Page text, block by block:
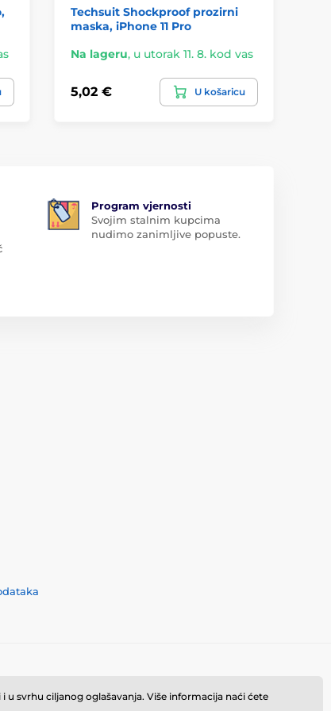
Techsuit Shockproof prozirni
maska, iPhone 11 Pro
Na lageru, u utorak 11. 8. kod vas
5,02 € U košaricu
Program vjernosti
Svojim stalnim kupcima
nudimo zanimljive popuste.
svrhu ciljanog oglašavanja. Više informacija naći ćete